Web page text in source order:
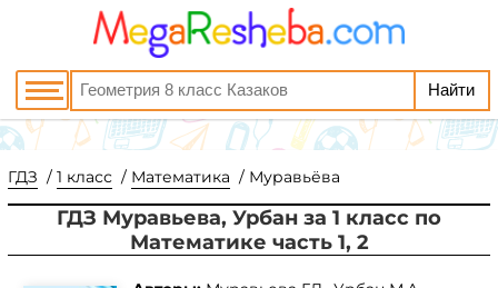
ГДЗ 1 класс Математика Муравьёва
ГДЗ Муравьева, Урбан за 1 класс по
Математике часть 1, 2